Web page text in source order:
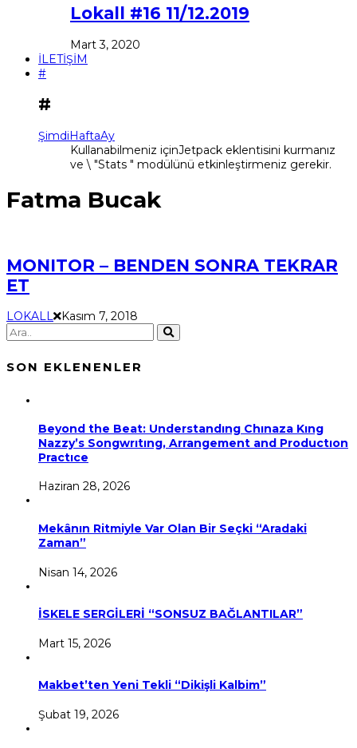
Lokall #16 11/12.2019
Mart 3, 2020
İLETİŞİM
#
#
ŞimdiHaftaAy
Kullanabilmeniz içinJetpack eklentisini kurmanız
ve \ "Stats " modülünü etkinleştirmeniz gerekir.
Fatma Bucak
MONITOR – BENDEN SONRA TEKRAR
ET
LOKALL Kasım 7, 2018
SON EKLENENLER
Beyond the Beat: Understandıng Chınaza Kıng
Nazzy’s Songwrıtıng, Arrangement and Productıon
Practıce
Haziran 28, 2026
Mekânın Ritmiyle Var Olan Bir Seçki “Aradaki
Zaman”
Nisan 14, 2026
İSKELE SERGİLERİ “SONSUZ BAĞLANTILAR”
Mart 15, 2026
Makbet’ten Yeni Tekli “Dikişli Kalbim”
Şubat 19, 2026